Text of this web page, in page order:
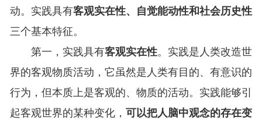
动。实践具有客观实在性、自觉能动性和社会历史性
三个基本特征。
第一，实践具有客观实在性。实践是人类改造世
界的客观物质活动，它虽然是人类有目的、有意识的
行为，但本质上是客观的、物质的活动。实践能够引
起客观世界的某种变化， 可以把人脑中观念的存在变